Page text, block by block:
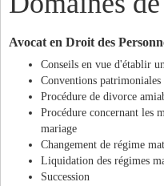
Avocat en Droit des
Conseils en vue d'établir
Conventions patrimoniales
Procédure de divorce
Procédure concernant les
mariage
Changement de régime
Liquidation des régimes
Succession